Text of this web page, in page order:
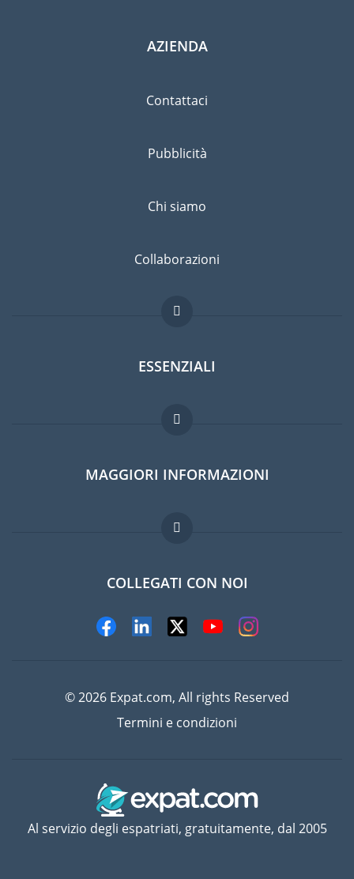
AZIENDA
Contattaci
Pubblicità
Chi siamo
Collaborazioni
ESSENZIALI
Forum per expat
Guida per expat
Lavori all'estero
MAGGIORI INFORMAZIONI
Domande frequenti
COLLEGATI CON NOI
© 2026 Expat.com, All rights Reserved
Termini e condizioni
Al servizio degli espatriati, gratuitamente, dal 2005